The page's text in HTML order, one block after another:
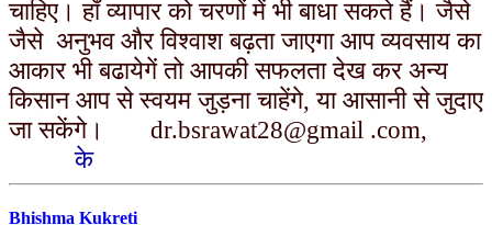
चाहिए। हाँ व्यापार को चरणों में भी बाधा सकते हैं। जैसे
जैसे अनुभव और विश्वाश बढ़ता जाएगा आप व्यवसाय का
आकार भी बढायेगें तो आपकी सफलता देख कर अन्य
किसान आप से स्वयम जुड़ना चाहेंगे, या आसानी से जुदाए
जा सकेंगे।
dr.bsrawat28@gmail .com,
के
Bhishma Kukreti